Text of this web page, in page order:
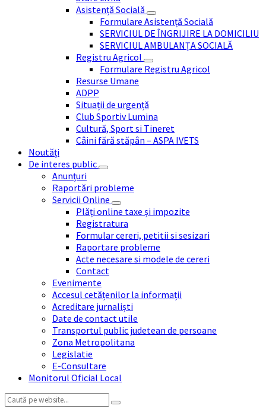
Asistență Socială
Formulare Asistență Socială
SERVICIUL DE ÎNGRIJIRE LA DOMICILIU
SERVICIUL AMBULANȚA SOCIALĂ
Registru Agricol
Formulare Registru Agricol
Resurse Umane
ADPP
Situații de urgență
Club Sportiv Lumina
Cultură, Sport si Tineret
Câini fără stăpân – ASPA IVETS
Noutăți
De interes public
Anunțuri
Raportări probleme
Servicii Online
Plăți online taxe și impozite
Registratura
Formular cereri, petitii si sesizari
Raportare probleme
Acte necesare si modele de cereri
Contact
Evenimente
Accesul cetățenilor la informații
Acreditare jurnaliști
Date de contact utile
Transportul public judetean de persoane
Zona Metropolitana
Legislatie
E-Consultare
Monitorul Oficial Local
Search: